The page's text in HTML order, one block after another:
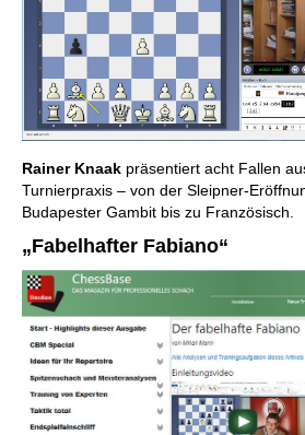
Rainer Knaak präsentiert acht Fallen
Turnierpraxis – von der Sleipner-
Budapester Gambit bis zu Französisch.
„Fabelhafter Fabiano“